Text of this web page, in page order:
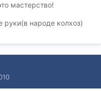
мастерство!
народе колхоз)